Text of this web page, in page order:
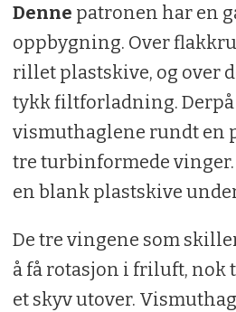
Denne patronen har en
oppbygning. Over
rillet plastskive, og over
tykk filtforladning.
vismuthaglene rundt en
tre turbinformede
en blank plastskive
De tre vingene som
å få rotasjon i friluft, nok
et skyv utover.